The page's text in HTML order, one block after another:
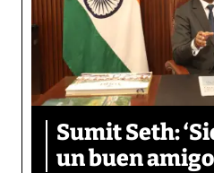
Sumit Seth:
un buen amigo